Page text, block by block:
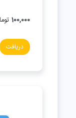
100,000
دریافت